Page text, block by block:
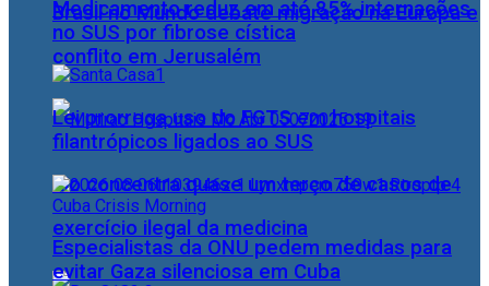
Brasil no Mundo debate migração na Europa e
conflito em Jerusalém
Rio concentra quase um terço de casos de
exercício ilegal da medicina
Medicamento reduz em até 85% internações
no SUS por fibrose cística
Lei prorroga uso do FGTS em hospitais
filantrópicos ligados ao SUS
Especialistas da ONU pedem medidas para
evitar Gaza silenciosa em Cuba